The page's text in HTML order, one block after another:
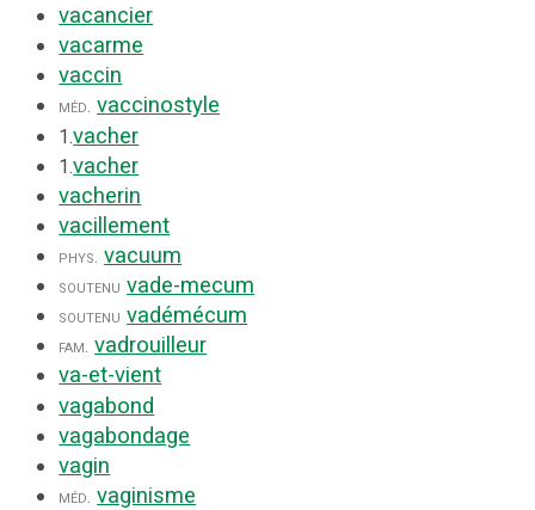
vacancier
vacarme
vaccin
méd. vaccinostyle
1.vacher
1.vacher
vacherin
vacillement
phys. vacuum
soutenu vade-mecum
soutenu vadémécum
fam. vadrouilleur
va-et-vient
vagabond
vagabondage
vagin
méd. vaginisme